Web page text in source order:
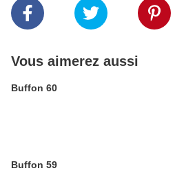
Vous aimerez aussi
Buffon 60
Buffon 59